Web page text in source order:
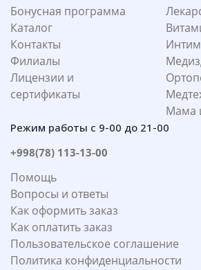
Бонусная программа
Каталог
Контакты
Филиалы
Лицензии и
сертификаты
Мама
Режим работы с 9-00 до 21-00
+998(78) 113-13-00
Помощь
Вопросы и ответы
Как оформить заказ
Как оплатить заказ
Пользовательское соглашение
Политика конфиденциальности